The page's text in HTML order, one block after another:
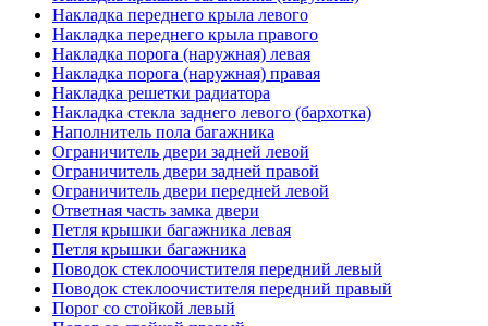
Накладка переднего крыла левого
Накладка переднего крыла правого
Накладка порога (наружная) левая
Накладка порога (наружная) правая
Накладка решетки радиатора
Накладка стекла заднего левого (бархотка)
Наполнитель пола багажника
Ограничитель двери задней левой
Ограничитель двери задней правой
Ограничитель двери передней левой
Ответная часть замка двери
Петля крышки багажника левая
Петля крышки багажника
Поводок стеклоочистителя передний левый
Поводок стеклоочистителя передний правый
Порог со стойкой левый